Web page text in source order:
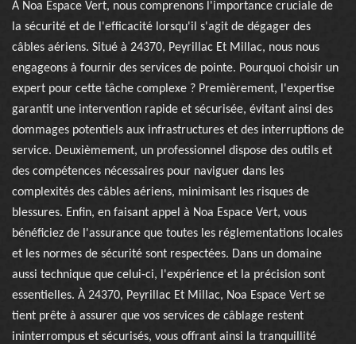
À Noa Espace Vert, nous comprenons l'importance cruciale de
la sécurité et de l'efficacité lorsqu'il s'agit de dégager des
câbles aériens. Situé à 24370, Peyrillac Et Millac, nous nous
engageons à fournir des services de pointe. Pourquoi choisir un
expert pour cette tâche complexe ? Premièrement, l'expertise
garantit une intervention rapide et sécurisée, évitant ainsi des
dommages potentiels aux infrastructures et des interruptions de
service. Deuxièmement, un professionnel dispose des outils et
des compétences nécessaires pour naviguer dans les
complexités des câbles aériens, minimisant les risques de
blessures. Enfin, en faisant appel à Noa Espace Vert, vous
bénéficiez de l'assurance que toutes les réglementations locales
et les normes de sécurité sont respectées. Dans un domaine
aussi technique que celui-ci, l'expérience et la précision sont
essentielles. À 24370, Peyrillac Et Millac, Noa Espace Vert se
tient prête à assurer que vos services de câblage restent
ininterrompus et sécurisés, vous offrant ainsi la tranquillité